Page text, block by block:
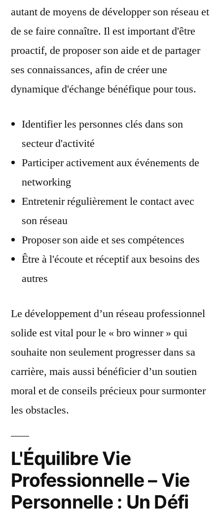
autant de moyens de développer son réseau et
de se faire connaître. Il est important d'être
proactif, de proposer son aide et de partager
ses connaissances, afin de créer une
dynamique d'échange bénéfique pour tous.
Identifier les personnes clés dans son
secteur d'activité
Participer activement aux événements de
networking
Entretenir régulièrement le contact avec
son réseau
Proposer son aide et ses compétences
Être à l'écoute et réceptif aux besoins des
autres
Le développement d’un réseau professionnel
solide est vital pour le « bro winner » qui
souhaite non seulement progresser dans sa
carrière, mais aussi bénéficier d’un soutien
moral et de conseils précieux pour surmonter
les obstacles.
L'Équilibre Vie
Professionnelle – Vie
Personnelle : Un Défi